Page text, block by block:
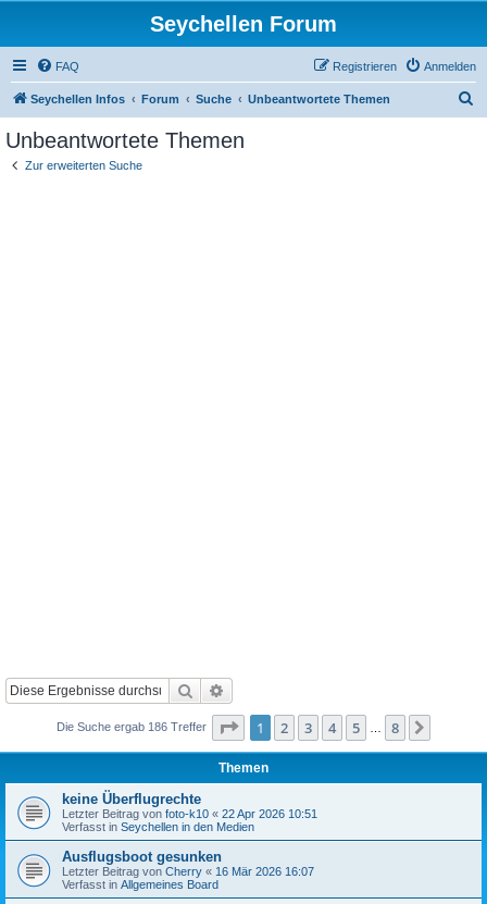
Seychellen Forum
FAQ Anmelden
Registrieren
Seychellen Infos Forum Suche Unbeantwortete Themen
Unbeantwortete Themen
Zur erweiterten Suche
Suche
Die Suche ergab 186 Treffer Seite 1von
1 2 3 4 5 8
Themen
keine Überflugrechte
Letzter Beitrag von foto-k10 « 22 Apr 2026 10:51
Verfasst in Seychellen in den Medien
Ausflugsboot gesunken
Letzter Beitrag von Cherry « 16 Mär 2026 16:07
Verfasst in Allgemeines Board